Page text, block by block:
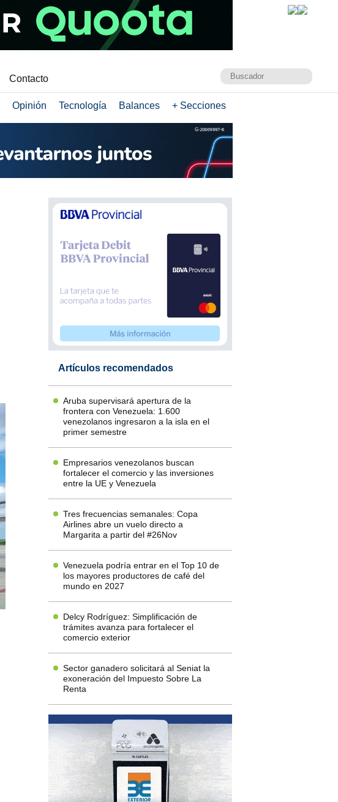
Contacto
Opinión Tecnología Balances + Secciones
Artículos recomendados
Aruba supervisará apertura de la
frontera con Venezuela: 1.600
venezolanos ingresaron a la isla en el
primer semestre
Empresarios venezolanos buscan
fortalecer el comercio y las inversiones
entre la UE y Venezuela
Tres frecuencias semanales: Copa
Airlines abre un vuelo directo a
Margarita a partir del #26Nov
Venezuela podría entrar en el Top 10 de
los mayores productores de café del
mundo en 2027
Delcy Rodríguez: Simplificación de
trámites avanza para fortalecer el
comercio exterior
Sector ganadero solicitará al Seniat la
exoneración del Impuesto Sobre La
Renta